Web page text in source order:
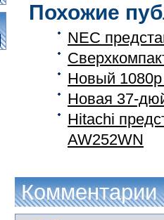
Похожие
NEC
Новый 1080p
Новая 37-
Hitachi
AW252WN
Комментарии